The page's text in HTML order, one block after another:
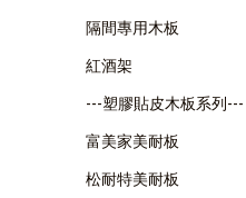
隔間專用木板
紅酒架
---塑膠貼皮木板系列---
富美家美耐板
松耐特美耐板